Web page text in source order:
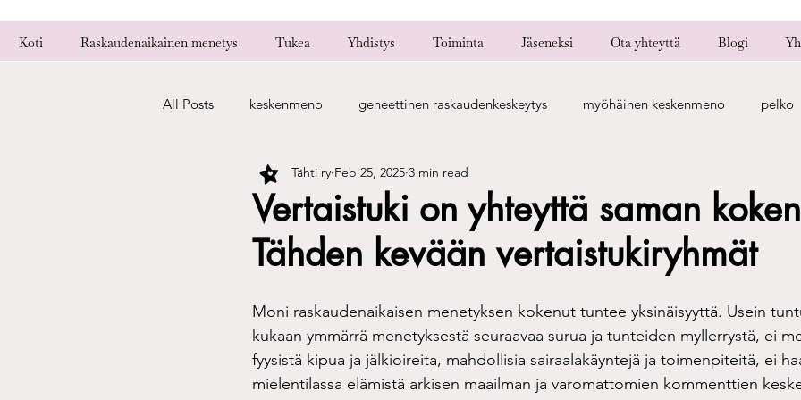
Koti Raskaudenaikainen menetys Tukea Yhdistys Toiminta Jäseneksi Ota yhteyttä Blogi
All Posts keskenmeno geneettinen raskaudenkeskeytys myöhäinen keskenmeno pelko
alkuraskauden keskenmeno keskeytynyt keskenmeno
asiantuntijan puheenvuoro vertaiskertomus parisuhde raskaus menetyksen jälkeen
toistuvat menetykset harmaa diagnoosi läheisen kertomus uusperhe
elävän sisaruksen suru lapsen suru vastasyntyneen menetys hematooma
Vertaistuki on yhteyttä saman
Tähden kevään vertaistukiryhmät
Tähti ry Feb 25, 2025 3 min read
Moni raskaudenaikaisen menetyksen kokenut tuntee yksinäisyyttä. Usein
kukaan ymmärrä menetyksestä seuraavaa surua ja tunteiden myllerrystä, ei
fyysistä kipua ja jälkioireita, mahdollisia sairaalakäyntejä ja toimenpiteitä, ei
mielentilassa elämistä arkisen maailman ja varomattomien kommenttien